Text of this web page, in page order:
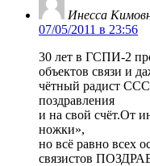
Инесса
07/05/2011 в 23:56
30 лет в ГСПИ-2
объектов связи и
чётный радист
поздравления
и на свой счёт.От
ножки»,
но всё равно всех
связистов